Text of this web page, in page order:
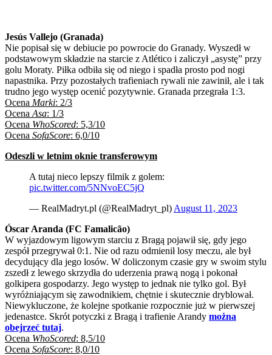
Jesús Vallejo (Granada)
Nie popisał się w debiucie po powrocie do Granady. Wyszedł w
podstawowym składzie na starcie z Atlético i zaliczył „asystę” przy
golu Moraty. Piłka odbiła się od niego i spadła prosto pod nogi
napastnika. Przy pozostałych trafieniach rywali nie zawinił, ale i tak
trudno jego występ ocenić pozytywnie. Granada przegrała 1:3.
Ocena Marki: 2/3
Ocena Asa: 1/3
Ocena WhoScored: 5,3/10
Ocena SofaScore: 6,0/10
Odeszli w letnim oknie transferowym
A tutaj nieco lepszy filmik z golem:
pic.twitter.com/5NNvoEC5jQ
— RealMadryt.pl (@RealMadryt_pl) August 11, 2023
Óscar Aranda (FC Famalicão)
W wyjazdowym ligowym starciu z Bragą pojawił się, gdy jego
zespół przegrywał 0:1. Nie od razu odmienił losy meczu, ale był
decydujący dla jego losów. W doliczonym czasie gry w swoim stylu
zszedł z lewego skrzydła do uderzenia prawą nogą i pokonał
golkipera gospodarzy. Jego występ to jednak nie tylko gol. Był
wyróżniającym się zawodnikiem, chętnie i skutecznie dryblował.
Niewykluczone, że kolejne spotkanie rozpocznie już w pierwszej
jedenastce. Skrót potyczki z Bragą i trafienie Arandy można
obejrzeć tutaj.
Ocena WhoScored: 8,5/10
Ocena SofaScore: 8,0/10